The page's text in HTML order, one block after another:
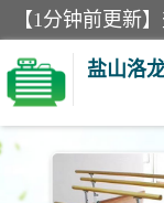
盐山洛
单双杠